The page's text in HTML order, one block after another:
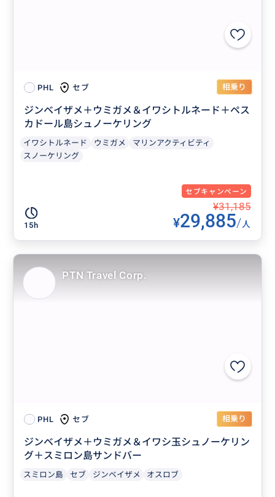
PHL セブ 相乗り
ジンベイザメ＋ウミガメ＆イワシトルネード＋ペス
カドール島シュノーケリング
イワシトルネード ウミガメ
マリンアクティビティ
スノーケリング
セブキャンペーン
15h
¥31,185
¥29,885/人
PHL セブ 相乗り
ジンベイザメ＋ウミガメ＆イワシ玉シュノーケリン
グ＋スミロン島サンドバー
スミロン島 セブ ジンベイザメ オスロブ
PTN Travel Corp.